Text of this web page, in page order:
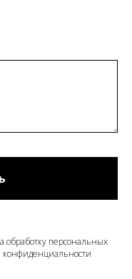
обработку персональных
конфиденциальности